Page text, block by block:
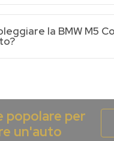
la BMW M5
popolare per
un'auto